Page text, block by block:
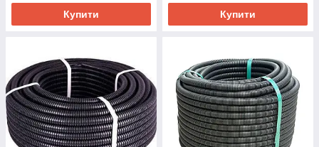
Купити Купити